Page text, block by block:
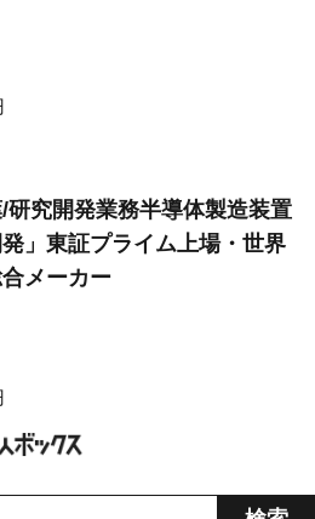
/研究開発業務半導体製造装置
」東証プライム上場・世界
メーカー